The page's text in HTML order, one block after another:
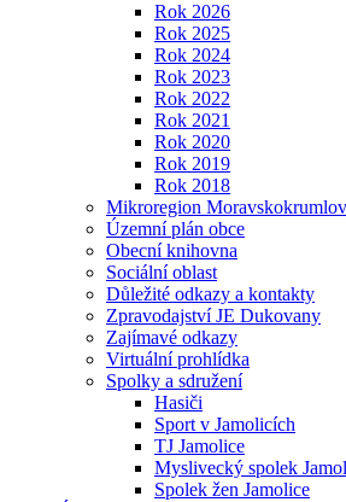
Rok 2026
Rok 2025
Rok 2024
Rok 2023
Rok 2022
Rok 2021
Rok 2020
Rok 2019
Rok 2018
Mikroregion
Územní plán obce
Obecní knihovna
Sociální oblast
Důležité odkazy a kontakty
Zpravodajství JE Dukovany
Zajímavé odkazy
Virtuální prohlídka
Spolky a sdružení
Hasiči
Sport v Jamolicích
TJ Jamolice
Myslivecký spolek
Spolek žen Jamolice